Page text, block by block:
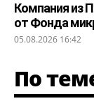
Компания из
от Фонда
05.08.2026 16:42
По